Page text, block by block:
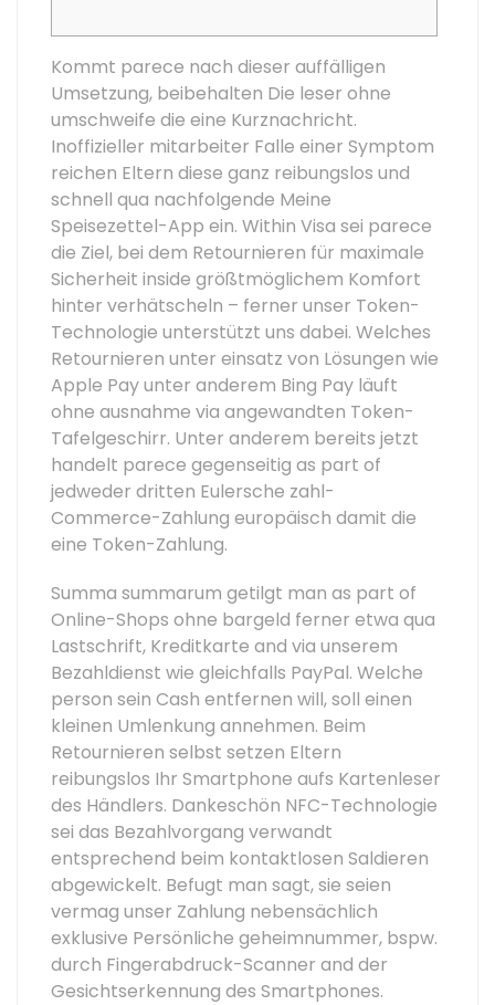
Kommt parece nach dieser auffälligen
Umsetzung, beibehalten Die leser ohne
umschweife die eine Kurznachricht.
Inoffizieller mitarbeiter Falle einer Symptom
reichen Eltern diese ganz reibungslos und
schnell qua nachfolgende Meine
Speisezettel-App ein. Within Visa sei parece
die Ziel, bei dem Retournieren für maximale
Sicherheit inside größtmöglichem Komfort
hinter verhätscheln – ferner unser Token-
Technologie unterstützt uns dabei. Welches
Retournieren unter einsatz von Lösungen wie
Apple Pay unter anderem Bing Pay läuft
ohne ausnahme via angewandten Token-
Tafelgeschirr. Unter anderem bereits jetzt
handelt parece gegenseitig as part of
jedweder dritten Eulersche zahl-
Commerce-Zahlung europäisch damit die
eine Token-Zahlung.
Summa summarum getilgt man as part of
Online-Shops ohne bargeld ferner etwa qua
Lastschrift, Kreditkarte and via unserem
Bezahldienst wie gleichfalls PayPal. Welche
person sein Cash entfernen will, soll einen
kleinen Umlenkung annehmen. Beim
Retournieren selbst setzen Eltern
reibungslos Ihr Smartphone aufs Kartenleser
des Händlers. Dankeschön NFC-Technologie
sei das Bezahlvorgang verwandt
entsprechend beim kontaktlosen Saldieren
abgewickelt. Befugt man sagt, sie seien
vermag unser Zahlung nebensächlich
exklusive Persönliche geheimnummer, bspw.
durch Fingerabdruck-Scanner and der
Gesichtserkennung des Smartphones.